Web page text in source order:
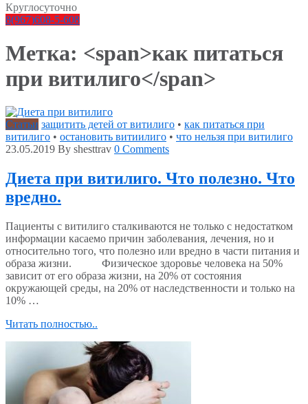
Круглосуточно
8(967)608-5-608
Метка: <span>как питаться
при витилиго</span>
Статьи защитить детей от витилиго • как питаться при
витилиго • остановить витиилиго • что нельзя при витилиго
23.05.2019 By shesttrav 0 Comments
Диета при витилиго. Что полезно. Что
вредно.
Пациенты с витилиго сталкиваются не только с недостатком
информации касаемо причин заболевания, лечения, но и
относительно того, что полезно или вредно в части питания и
образа жизни. Физическое здоровье человека на 50%
зависит от его образа жизни, на 20% от состояния
окружающей среды, на 20% от наследственности и только на
10% …
Читать полностью..